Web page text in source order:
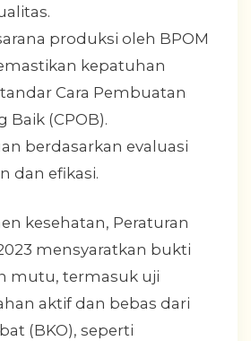
produksi oleh BPOM
kepatuhan
Cara Pembuatan
Baik (CPOB).
berdasarkan evaluasi
dan efikasi.
kesehatan, Peraturan
mensyaratkan bukti
mutu, termasuk uji
aktif dan bebas dari
(BKO), seperti